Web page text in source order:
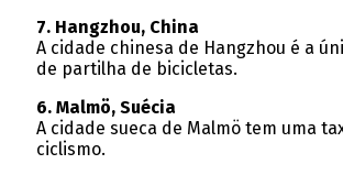
7. Hangzhou, China
A cidade chinesa de Hangzhou é a
de partilha de bicicletas.
6. Malmö, Suécia
A cidade sueca de Malmö tem uma
ciclismo.